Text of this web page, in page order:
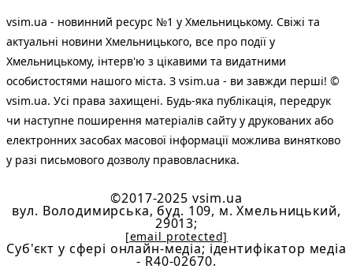
vsim.ua - новинний ресурс №1 у Хмельницькому. Свіжі та
актуальні новини Хмельницького, все про події у
Хмельницькому, інтерв'ю з цікавими та видатними
особистостями нашого міста. З vsim.ua - ви завжди перші! ©
vsim.ua. Усі права захищені. Будь-яка публiкацiя, передрук
чи наступне поширення матеріалів сайту у друкованих або
електронних засобах масової інформації можлива винятково
у разі письмового дозволу правовласника.
©2017-2025 vsim.ua
вул. Володимирська, буд. 109, м. Хмельницький,
29013;
[email protected]
Cуб'єкт у сфері онлайн-медіа; ідентифікатор медіа
- R40-02670.